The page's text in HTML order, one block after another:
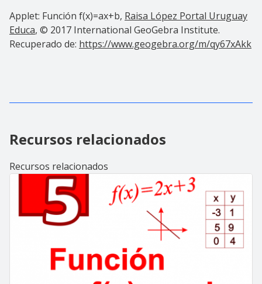
Applet: Función f(x)=ax+b, Raisa López Portal Uruguay
Educa, © 2017 International GeoGebra Institute.
Recuperado de: https://www.geogebra.org/m/qy67xAkk
Recursos relacionados
Recursos relacionados